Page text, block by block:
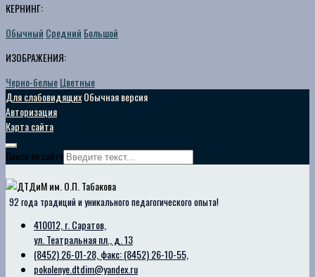
КЕРНИНГ:
Обычный Средний Большой
ИЗОБРАЖЕНИЯ:
Черно-белыеЦветные
Для слабовидящихОбычная версия
Авторизация
Карта сайта
Поиск по сайту
92 года традиций и уникального педагогического опыта!
410012, г. Саратов,
ул. Театральная пл., д. 13
(8452) 26-01-28, факс: (8452) 26-10-55,
pokolenye.dtdim@yandex.ru